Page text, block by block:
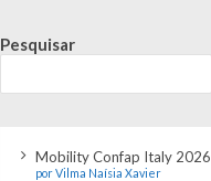
Pesquisar
Mobility Confap Italy 2026
por Vilma Naísia Xavier